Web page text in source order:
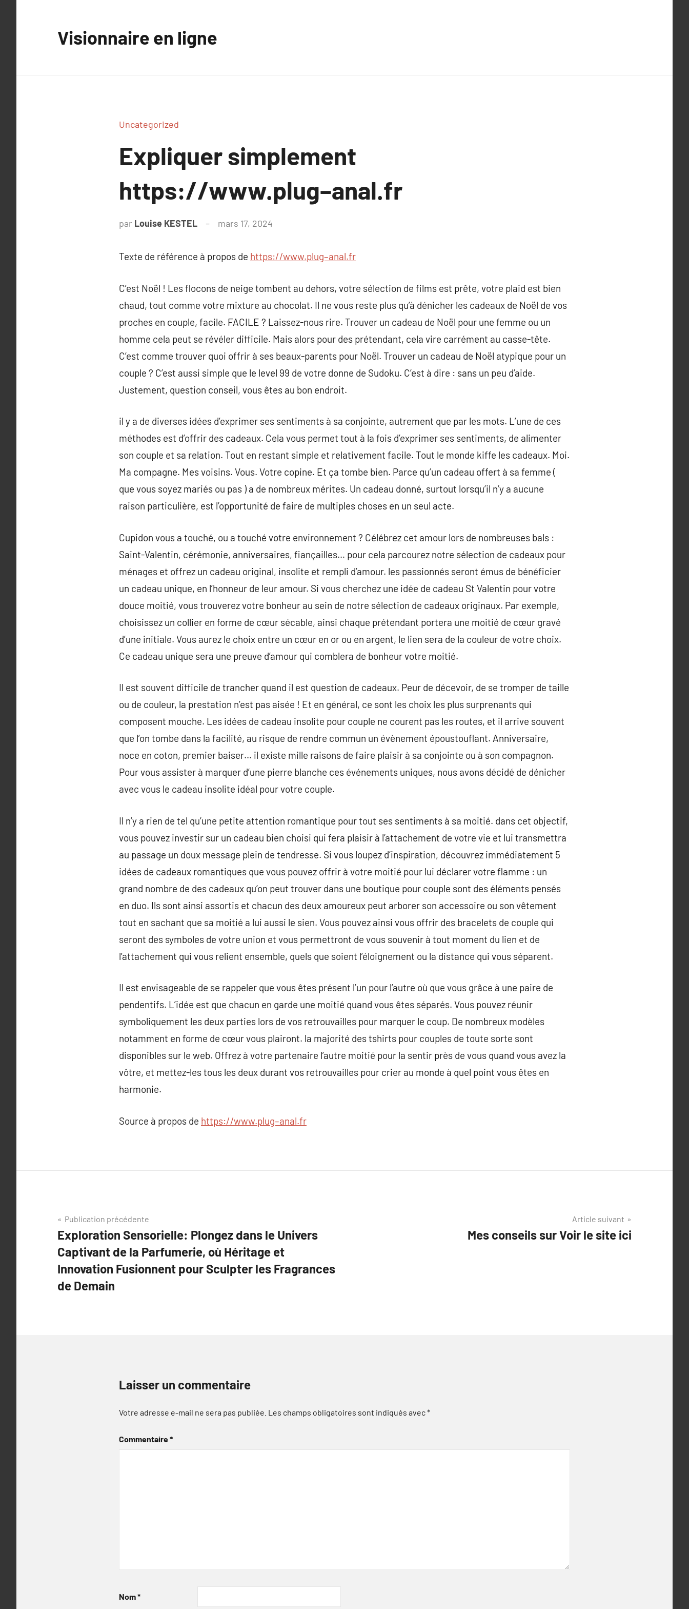
Visionnaire en ligne
Uncategorized
Expliquer simplement
https://www.plug–anal.fr
par Louise KESTEL mars 17, 2024
Texte de référence à propos de https://www.plug–anal.fr
C’est Noël ! Les flocons de neige tombent au dehors, votre sélection de films est prête, votre plaid est bien
chaud, tout comme votre mixture au chocolat. Il ne vous reste plus qu’à dénicher les cadeaux de Noël de vos
proches en couple, facile. FACILE ? Laissez-nous rire. Trouver un cadeau de Noël pour une femme ou un
homme cela peut se révéler difficile. Mais alors pour des prétendant, cela vire carrément au casse-tête.
C’est comme trouver quoi offrir à ses beaux-parents pour Noël. Trouver un cadeau de Noël atypique pour un
couple ? C’est aussi simple que le level 99 de votre donne de Sudoku. C’est à dire : sans un peu d’aide.
Justement, question conseil, vous êtes au bon endroit.
il y a de diverses idées d’exprimer ses sentiments à sa conjointe, autrement que par les mots. L’une de ces
méthodes est d’offrir des cadeaux. Cela vous permet tout à la fois d’exprimer ses sentiments, de alimenter
son couple et sa relation. Tout en restant simple et relativement facile. Tout le monde kiffe les cadeaux. Moi.
Ma compagne. Mes voisins. Vous. Votre copine. Et ça tombe bien. Parce qu’un cadeau offert à sa femme (
que vous soyez mariés ou pas ) a de nombreux mérites. Un cadeau donné, surtout lorsqu’il n’y a aucune
raison particulière, est l’opportunité de faire de multiples choses en un seul acte.
Cupidon vous a touché, ou a touché votre environnement ? Célébrez cet amour lors de nombreuses bals :
Saint-Valentin, cérémonie, anniversaires, fiançailles… pour cela parcourez notre sélection de cadeaux pour
ménages et offrez un cadeau original, insolite et rempli d’amour. les passionnés seront émus de bénéficier
un cadeau unique, en l’honneur de leur amour. Si vous cherchez une idée de cadeau St Valentin pour votre
douce moitié, vous trouverez votre bonheur au sein de notre sélection de cadeaux originaux. Par exemple,
choisissez un collier en forme de cœur sécable, ainsi chaque prétendant portera une moitié de cœur gravé
d’une initiale. Vous aurez le choix entre un cœur en or ou en argent, le lien sera de la couleur de votre choix.
Ce cadeau unique sera une preuve d’amour qui comblera de bonheur votre moitié.
Il est souvent difficile de trancher quand il est question de cadeaux. Peur de décevoir, de se tromper de taille
ou de couleur, la prestation n’est pas aisée ! Et en général, ce sont les choix les plus surprenants qui
composent mouche. Les idées de cadeau insolite pour couple ne courent pas les routes, et il arrive souvent
que l’on tombe dans la facilité, au risque de rendre commun un évènement époustouflant. Anniversaire,
noce en coton, premier baiser… il existe mille raisons de faire plaisir à sa conjointe ou à son compagnon.
Pour vous assister à marquer d’une pierre blanche ces événements uniques, nous avons décidé de dénicher
avec vous le cadeau insolite idéal pour votre couple.
Il n’y a rien de tel qu’une petite attention romantique pour tout ses sentiments à sa moitié. dans cet objectif,
vous pouvez investir sur un cadeau bien choisi qui fera plaisir à l’attachement de votre vie et lui transmettra
au passage un doux message plein de tendresse. Si vous loupez d’inspiration, découvrez immédiatement 5
idées de cadeaux romantiques que vous pouvez offrir à votre moitié pour lui déclarer votre flamme : un
grand nombre de des cadeaux qu’on peut trouver dans une boutique pour couple sont des éléments pensés
en duo. Ils sont ainsi assortis et chacun des deux amoureux peut arborer son accessoire ou son vêtement
tout en sachant que sa moitié a lui aussi le sien. Vous pouvez ainsi vous offrir des bracelets de couple qui
seront des symboles de votre union et vous permettront de vous souvenir à tout moment du lien et de
l’attachement qui vous relient ensemble, quels que soient l’éloignement ou la distance qui vous séparent.
Il est envisageable de se rappeler que vous êtes présent l’un pour l’autre où que vous grâce à une paire de
pendentifs. L’idée est que chacun en garde une moitié quand vous êtes séparés. Vous pouvez réunir
symboliquement les deux parties lors de vos retrouvailles pour marquer le coup. De nombreux modèles
notamment en forme de cœur vous plairont. la majorité des tshirts pour couples de toute sorte sont
disponibles sur le web. Offrez à votre partenaire l’autre moitié pour la sentir près de vous quand vous avez la
vôtre, et mettez-les tous les deux durant vos retrouvailles pour crier au monde à quel point vous êtes en
harmonie.
Source à propos de https://www.plug–anal.fr
Navigation
de
l’article
Publication précédente
Exploration Sensorielle: Plongez dans le Univers
Captivant de la Parfumerie, où Héritage et
Innovation Fusionnent pour Sculpter les Fragrances
de Demain
Article suivant
Mes conseils sur Voir le site ici
Laisser un commentaire
Votre adresse e-mail ne sera pas publiée. Les champs obligatoires sont indiqués avec*
Commentaire*
Nom*